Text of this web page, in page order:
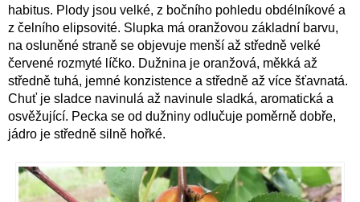
habitus. Plody jsou velké, z bočního pohledu obdélníkové a
z čelního elipsovité. Slupka má oranžovou základní barvu,
na osluněné straně se objevuje menší až středně velké
červené rozmyté líčko. Dužnina je oranžová, měkká až
středně tuhá, jemné konzistence a středně až více šťavnatá.
Chuť je sladce navinulá až navinule sladká, aromatická a
osvěžující. Pecka se od dužniny odlučuje poměrně dobře,
jádro je středně silně hořké.